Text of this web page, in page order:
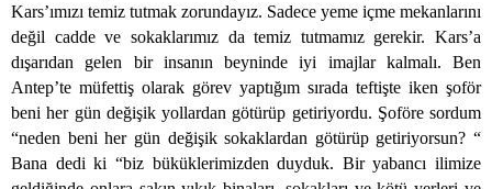
Kars’ımızı temiz tutmak zorundayız. Sadece yeme içme mekanlarını
değil cadde ve sokaklarımız da temiz tutmamız gerekir. Kars’a
dışarıdan gelen bir insanın beyninde iyi imajlar kalmalı. Ben
Antep’te müfettiş olarak görev yaptığım sırada teftişte iken şoför
beni her gün değişik yollardan götürüp getiriyordu. Şoföre sordum
“neden beni her gün değişik sokaklardan götürüp getiriyorsun? “
Bana dedi ki “biz büküklerimizden duyduk. Bir yabancı ilimize